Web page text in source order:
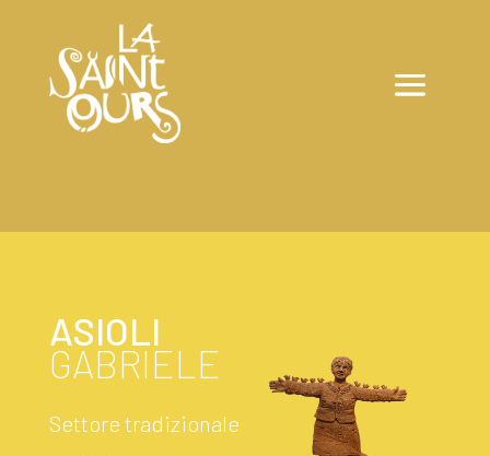
ASIOLI
GABRIELE
Settore tradizionale